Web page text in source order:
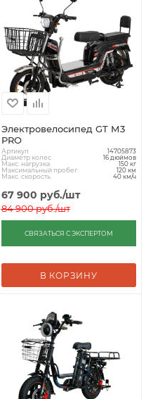
Электровелосипед GT М3
PRO
Артикул 14705873
Диаметр колес 16 дюймов
Макс. нагрузка 150 кг
Максимальный пробег 120 км
Макс. скорость 40 км/ч
67 900 руб./шт
84 900руб./шт
СВЯЗАТЬСЯ С ЭКСПЕРТОМ
В КОРЗИНУ